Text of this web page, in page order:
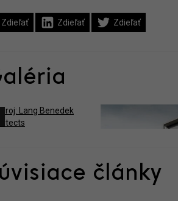
Zdieľať Zdieľať Zdieľať
články